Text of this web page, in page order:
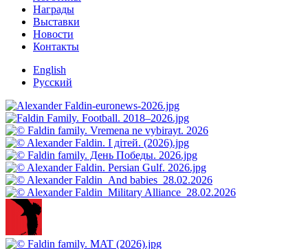
Награды
Выставки
Новости
Контакты
English
Русский